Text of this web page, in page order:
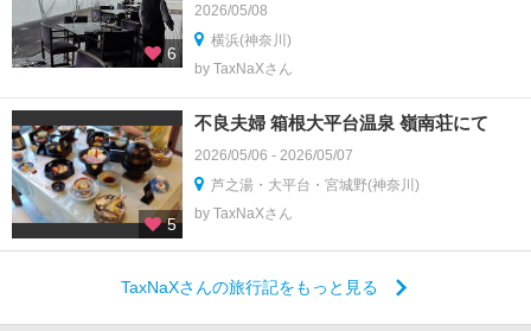
6
2026/05/08
横浜(神奈川)
by TaxNaXさん
5
不良夫婦 箱根大平台温泉 嶺南荘にて
2026/05/06 - 2026/05/07
芦之湯・大平台・宮城野(神奈川)
by TaxNaXさん
TaxNaXさんの旅行記をもっと見る